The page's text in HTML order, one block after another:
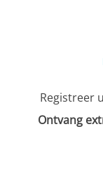
Registreer
Ontvang